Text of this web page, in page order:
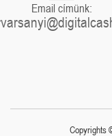
Email címünk:
Copyrights